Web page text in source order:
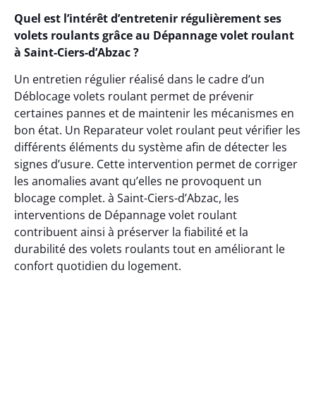
Quel est l’intérêt d’entretenir régulièrement ses
volets roulants grâce au Dépannage volet roulant
à Saint-Ciers-d’Abzac ?
Un entretien régulier réalisé dans le cadre d’un
Déblocage volets roulant permet de prévenir
certaines pannes et de maintenir les mécanismes en
bon état. Un Reparateur volet roulant peut vérifier les
différents éléments du système afin de détecter les
signes d’usure. Cette intervention permet de corriger
les anomalies avant qu’elles ne provoquent un
blocage complet. à Saint-Ciers-d’Abzac, les
interventions de Dépannage volet roulant
contribuent ainsi à préserver la fiabilité et la
durabilité des volets roulants tout en améliorant le
confort quotidien du logement.